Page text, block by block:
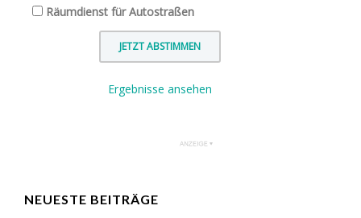
Räumdienst für Autostraßen
Ergebnisse ansehen
NEUESTE BEITRÄGE